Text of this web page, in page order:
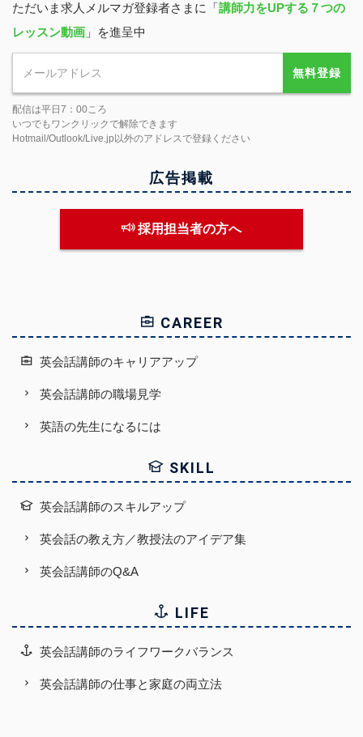
ただいま求人メルマガ登録者さまに「講師力をUPする７つの
レッスン動画 」を進呈中
無料登録
配信は平日7：00ころ
いつでもワンクリックで解除できます
Hotmail/Outlook/Live.jp以外のアドレスで登録ください
広告掲載
採用担当者の方へ
CAREER
英会話講師のキャリアアップ
英会話講師の職場見学
英語の先生になるには
SKILL
英会話講師のスキルアップ
英会話の教え方／教授法のアイデア集
英会話講師のQ&A
LIFE
英会話講師のライフワークバランス
英会話講師の仕事と家庭の両立法